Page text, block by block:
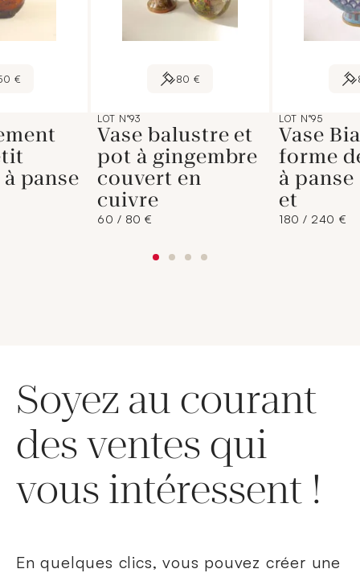
€
panse
80 €
LOT N°93
Vase balustre et
pot à gingembre
couvert en
cuivre
60 / 80 €
LOT N°95
Vase
forme
à
et
180 / 240 €
Soyez au courant
des ventes qui
vous intéressent !
En quelques clics, vous pouvez créer une